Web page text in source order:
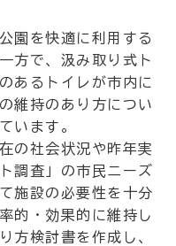
園を快適に利用する
方で、汲み取り式ト
あるトイレが市内に
維持のあり方につい
います。
の社会状況や昨年実
調査」の市民ニーズ
施設の必要性を十分
的・効果的に維持し
方検討書を作成し、